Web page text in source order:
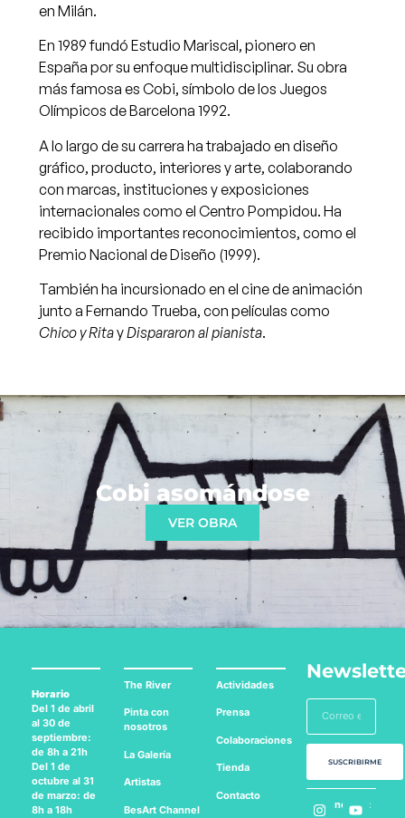
en Milán.
En 1989 fundó Estudio Mariscal, pionero en
España por su enfoque multidisciplinar. Su obra
más famosa es Cobi, símbolo de los Juegos
Olímpicos de Barcelona 1992.
A lo largo de su carrera ha trabajado en diseño
gráfico, producto, interiores y arte, colaborando
con marcas, instituciones y exposiciones
internacionales como el Centro Pompidou. Ha
recibido importantes reconocimientos, como el
Premio Nacional de Diseño (1999).
También ha incursionado en el cine de animación
junto a Fernando Trueba, con películas como
Chico y RitayDispararon al pianista.
Cobi asomándose
VER OBRA
Horario
Del 1 de abril
al 30 de
septiembre:
de 8h a 21h
Del 1 de
octubre al 31
de marzo: de
8h a 18h
The River
Pinta con
nosotros
La Galería
Artistas
BesArt Channel
Actividades
Prensa
Colaboraciones
Tienda
Contacto
SUSCRIBIRME
Síguenos en: